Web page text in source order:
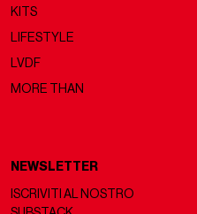
KITS
LIFESTYLE
LVDF
MORE THAN
NEWSLETTER
ISCRIVITI AL NOSTRO